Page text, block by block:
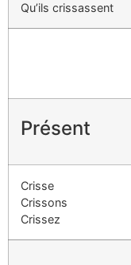
Qu’ils crissassent
Présent
Crisse
Crissons
Crissez